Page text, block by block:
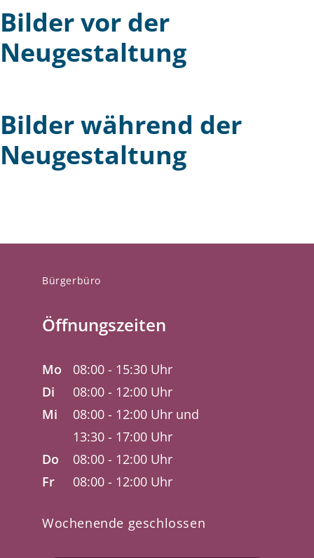
Bilder vor der
Neugestaltung
Bilder während der
Neugestaltung
Bürgerbüro
Öffnungszeiten
Mo
08:00 - 15:30 Uhr
Di
08:00 - 12:00 Uhr
Mi
08:00 - 12:00 Uhr und
13:30 - 17:00 Uhr
Do
08:00 - 12:00 Uhr
Fr
08:00 - 12:00 Uhr
Wochenende geschlossen